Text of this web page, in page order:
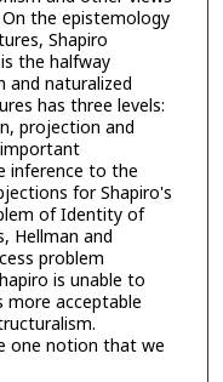
the epistemology
Shapiro
the halfway
and naturalized
has three levels:
projection and
inference to the
for Shapiro's
of Identity of
Hellman and
problem
is unable to
more acceptable
one notion that we